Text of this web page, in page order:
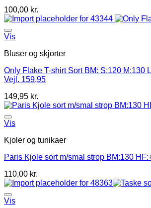
100,00 kr.
Vis
Bluser og skjorter
Only Flake T-shirt Sort BM: S:120 M:130
Vejl. 159,95
149,95 kr.
Vis
Kjoler og tunikaer
Paris Kjole sort m/smal strop BM:130
110,00 kr.
Vis